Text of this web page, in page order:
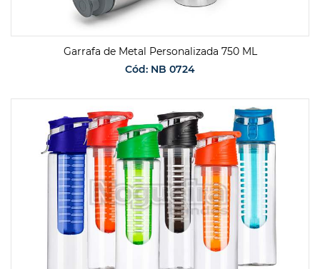
Garrafa de Metal Personalizada 750 ML
Cód: NB 0724
SOLICITAR ORÇAMENTO